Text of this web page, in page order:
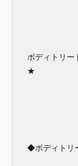
ボディトリー
★
◆ボディトリ